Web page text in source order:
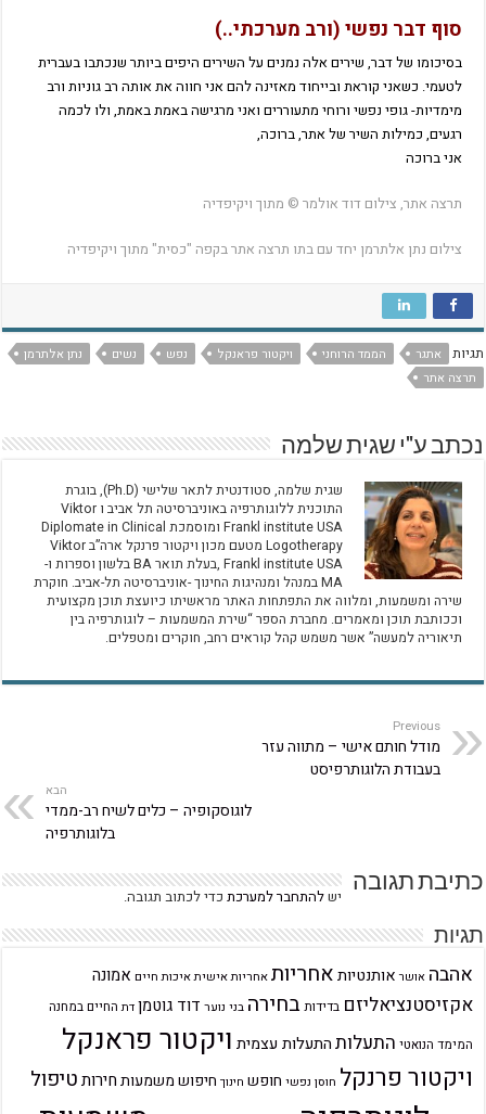
סוף דבר נפשי (ורב מערכתי..)
בסיכומו של דבר, שירים אלה נמנים על השירים היפים ביותר שנכתבו בעברית
לטעמי. כשאני קוראת ובייחוד מאזינה להם אני חווה את אותה רב גוניות ורב
מימדיות- גופי נפשי ורוחי מתעוררים ואני מרגישה באמת באמת, ולו לכמה
רגעים, כמילות השיר של אתר, ברוכה,
אני ברוכה
תרצה אתר, צילום דוד אולמר © מתוך ויקיפדיה
צילום נתן אלתרמן יחד עם בתו תרצה אתר בקפה "כסית" מתוך ויקיפדיה
תגיות אתגר הממד הרוחני ויקטור פראנקל נפש נשים
נתן אלתרמן
תרצה אתר
נכתב ע"י שגית שלמה
שגית שלמה, סטודנטית לתאר שלישי (Ph.D), בוגרת
התוכנית ללוגותרפיה באוניברסיטה תל אביב ו Viktor
Frankl institute USA ומוסמכת Diplomate in Clinical
Logotherapy מטעם מכון ויקטור פרנקל ארה”ב Viktor
Frankl institute USA ,​בעלת תואר BA בלשון וספרות ו-
MA במנהל ומנהיגות החינוך -אוניברסיטה תל-אביב. חוקרת
שירה ומשמעות, ומלווה את התפתחות האתר מראשיתו כיועצת תוכן מקצועית
וככותבת תוכן ומאמרים. ​מחברת הספר “שירת המשמעות – לוגותרפיה בין
תיאוריה למעשה” אשר משמש קהל קוראים רחב, חוקרים ומטפלים.
Previous
מודל חותם אישי – מתווה עזר
בעבודת הלוגותרפיסט
הבא
לוגוסקופיה – כלים לשיח רב-ממדי
בלוגותרפיה
כתיבת תגובה
ישלהתחבר למערכת כדי לכתוב תגובה.
תגיות
אהבה אושר אותנטיותאחריותאחריות אישיתאיכות חיים אמונה
אקזיסטנציאליזם בדידותבחירה בני נוער דוד גוטמן דת החיים במחנה
המימד הנואטי התעלותהתעלות עצמית ויקטור פראנקל
ויקטור פרנקל חוסן נפשי חופש חינוך חיפוש משמעותחירותטיפול